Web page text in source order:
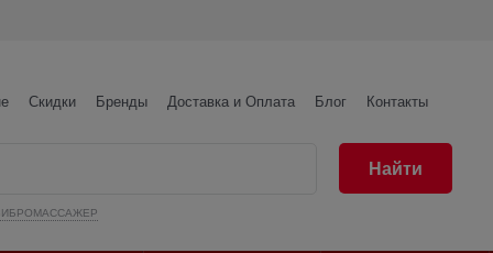
Скидки Бренды Доставка и Оплата Блог
Контакты
Найти